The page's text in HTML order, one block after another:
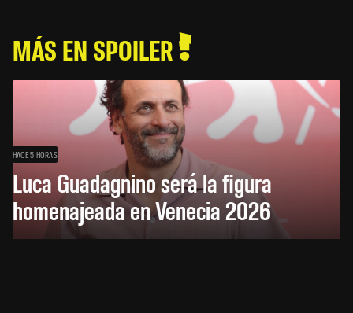
MÁS EN SPOILER
HACE 5 HORAS
Luca Guadagnino será la figura
homenajeada en Venecia 2026